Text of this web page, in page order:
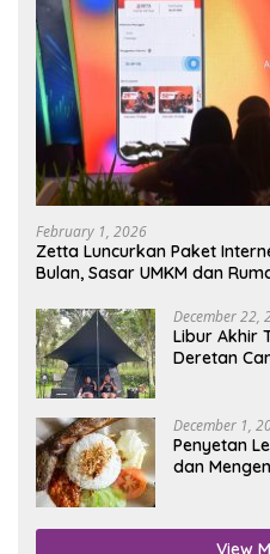
February 1, 2026
Zetta Luncurkan Paket
Bulan, Sasar UMKM dan
December 22,
Libur Akhir
Deretan
December 1,
Penyetan
dan
View